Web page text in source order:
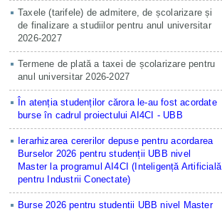
Taxele (tarifele) de admitere, de școlarizare și
de finalizare a studiilor pentru anul universitar
2026-2027
Termene de plată a taxei de școlarizare pentru
anul universitar 2026-2027
În atenția studenților cărora le-au fost acordate
burse în cadrul proiectului AI4CI - UBB
Ierarhizarea cererilor depuse pentru acordarea
Burselor 2026 pentru studenții UBB nivel
Master la programul AI4CI (Inteligență Artificială
pentru Industrii Conectate)
Burse 2026 pentru studentii UBB nivel Master